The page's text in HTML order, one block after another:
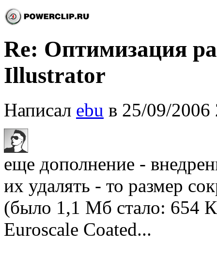
Re: Оптимизация
Illustrator
Написал ebu в 25/09/2006
еще дополнение -
их удалять - то размер
(было 1,1 Мб стало: 654
Euroscale Coated...